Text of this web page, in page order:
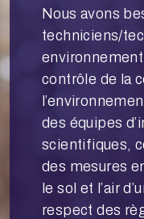
Nous avons
techniciens/
contrôle de la
des équipes
scientifiques,
des mesures
le sol et l’air
respect des